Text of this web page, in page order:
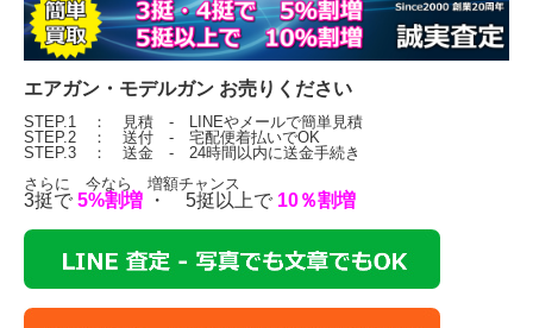
エアガン・モデルガン お売りください
STEP.1 ： 見積 - LINEやメールで簡単見積
STEP.2 ： 送付 - 宅配便着払いでOK
STEP.3 ： 送金 - 24時間以内に送金手続き
さらに 今なら 増額チャンス
3挺で 5%割増 ・ 5挺以上で 10％割増